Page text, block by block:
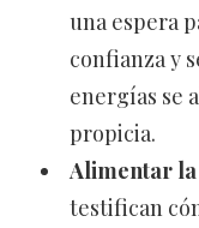
una espera
confianza y
energías se
propicia.
Alimentar la
testifican